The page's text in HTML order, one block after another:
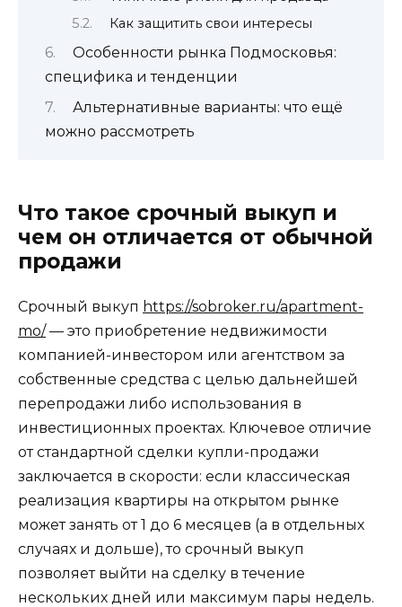
Как защитить свои интересы
Особенности рынка Подмосковья:
специфика и тенденции
Альтернативные варианты: что ещё
можно рассмотреть
Что такое срочный выкуп и
чем он отличается от обычной
продажи
Срочный выкуп https://sobroker.ru/apartment-
mo/— это приобретение недвижимости
компанией-инвестором или агентством за
собственные средства с целью дальнейшей
перепродажи либо использования в
инвестиционных проектах. Ключевое отличие
от стандартной сделки купли-продажи
заключается в скорости: если классическая
реализация квартиры на открытом рынке
может занять от 1 до 6 месяцев (а в отдельных
случаях и дольше), то срочный выкуп
позволяет выйти на сделку в течение
нескольких дней или максимум пары недель.